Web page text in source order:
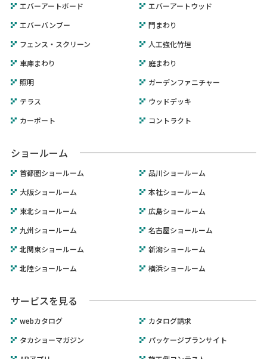
エバーアートボード
エバーアートウッド
エバーバンブー
門まわり
フェンス・スクリーン
人工強化竹垣
車庫まわり
庭まわり
照明
ガーデンファニチャー
テラス
ウッドデッキ
カーポート
コントラクト
ショールーム
首都圏ショールーム
品川ショールーム
大阪ショールーム
本社ショールーム
東北ショールーム
広島ショールーム
九州ショールーム
名古屋ショールーム
北関東ショールーム
新潟ショールーム
北陸ショールーム
横浜ショールーム
サービスを見る
webカタログ
カタログ請求
タカショーマガジン
パッケージプランサイト